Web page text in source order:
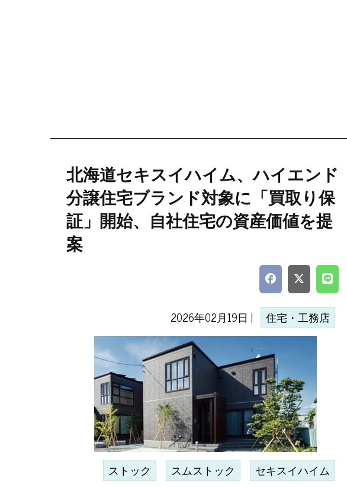
北海道セキスイハイム、ハイエンド
分譲住宅ブランド対象に「買取り保
証」開始、自社住宅の資産価値を提
案
2026年02月19日 | 住宅・工務店
ストック スムストック セキスイハイム